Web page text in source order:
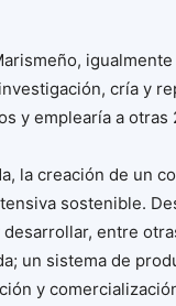
cría y
y emplearía a otras
la creación de un
sostenible.
entre
un sistema de
y